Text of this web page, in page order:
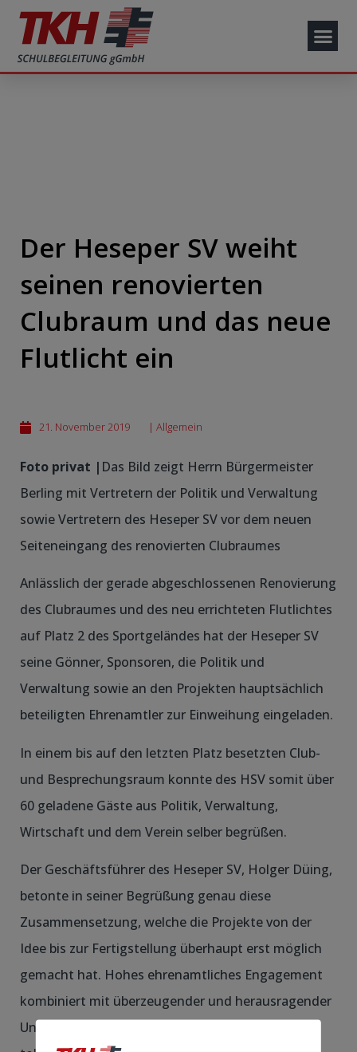
Der Heseper SV weiht
seinen renovierten
Clubraum und das neue
Flutlicht ein
21. November 2019 | Allgemein
Foto privat | Das Bild zeigt Herrn Bürgermeister
Berling mit Vertretern der Politik und Verwaltung
sowie Vertretern des Heseper SV vor dem neuen
Seiteneingang des renovierten Clubraumes
Anlässlich der gerade abgeschlossenen Renovierung
des Clubraumes und des neu errichteten Flutlichtes
auf Platz 2 des Sportgeländes hat der Heseper SV
seine Gönner, Sponsoren, die Politik und
Verwaltung sowie an den Projekten hauptsächlich
beteiligten Ehrenamtler zur Einweihung eingeladen.
In einem bis auf den letzten Platz besetzten Club-
und Besprechungsraum konnte des HSV somit über
60 geladene Gäste aus Politik, Verwaltung,
Wirtschaft und dem Verein selber begrüßen.
Der Geschäftsführer des Heseper SV, Holger Düing,
betonte in seiner Begrüßung genau diese
Zusammensetzung, welche die Projekte von der
Idee bis zur Fertigstellung überhaupt erst möglich
gemacht hat. Hohes ehrenamtliches Engagement
kombiniert mit überzeugender und herausragender
Unterstützung aus Politik und Verwaltung, dazu